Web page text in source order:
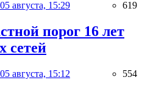
05 августа, 15:29 619
порог 16 лет
сетей
05 августа, 15:12 554